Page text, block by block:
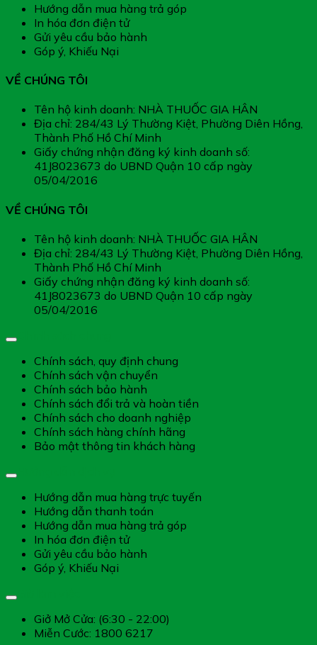
Hướng dẫn mua hàng trả góp
In hóa đơn điện tử
Gửi yêu cầu bảo hành
Góp ý, Khiếu Nại
VỀ CHÚNG TÔI
Tên hộ kinh doanh: NHÀ THUỐC GIA HÂN
Địa chỉ: 284/43 Lý Thường Kiệt, Phường Diên Hồng,
Thành Phố Hồ Chí Minh
Giấy chứng nhận đăng ký kinh doanh số:
41J8023673 do UBND Quận 10 cấp ngày
05/04/2016
VỀ CHÚNG TÔI
Tên hộ kinh doanh: NHÀ THUỐC GIA HÂN
Địa chỉ: 284/43 Lý Thường Kiệt, Phường Diên Hồng,
Thành Phố Hồ Chí Minh
Giấy chứng nhận đăng ký kinh doanh số:
41J8023673 do UBND Quận 10 cấp ngày
05/04/2016
Chính sách, quy định chung
Chính sách vận chuyển
Chính sách bảo hành
Chính sách đổi trả và hoàn tiền
Chính sách cho doanh nghiệp
Chính sách hàng chính hãng
Bảo mật thông tin khách hàng
Hướng dẫn mua hàng trực tuyến
Hướng dẫn thanh toán
Hướng dẫn mua hàng trả góp
In hóa đơn điện tử
Gửi yêu cầu bảo hành
Góp ý, Khiếu Nại
Giở Mở Cửa: (6:30 - 22:00)
Miễn Cước: 1800 6217